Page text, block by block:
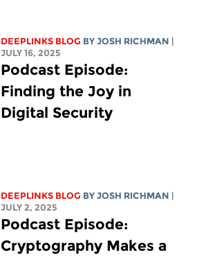
DEEPLINKS BLOG BYJOSH RICHMAN
JULY 16, 2025
Podcast Episode:
Finding the Joy in
Digital Security
DEEPLINKS BLOG BYJOSH RICHMAN
JULY 2, 2025
Podcast Episode:
Cryptography Makes a